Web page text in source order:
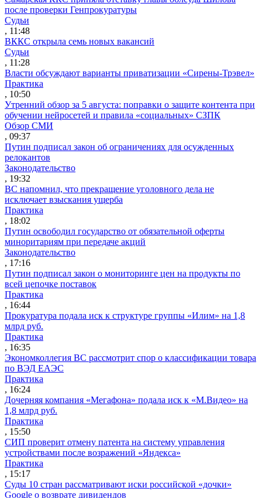
после проверки Генпрокуратуры
Судьи
, 11:48
ВККС открыла семь новых вакансий
Судьи
, 11:28
Власти обсуждают варианты приватизации «Сирены-Трэвел»
Практика
, 10:50
Утренний обзор за 5 августа: поправки о защите контента при
обучении нейросетей и правила «социальных» СЗПК
Обзор СМИ
, 09:37
Путин подписал закон об ограничениях для осужденных
релокантов
Законодательство
, 19:32
ВС напомнил, что прекращение уголовного дела не
исключает взыскания ущерба
Практика
, 18:02
Путин освободил государство от обязательной оферты
миноритариям при передаче акций
Законодательство
, 17:16
Путин подписал закон о мониторинге цен на продукты по
всей цепочке поставок
Практика
, 16:44
Прокуратура подала иск к структуре группы «Илим» на 1,8
млрд руб.
Практика
, 16:35
Экономколлегия ВС рассмотрит спор о классификации товара
по ВЭД ЕАЭС
Практика
, 16:24
Дочерняя компания «Мегафона» подала иск к «М.Видео» на
1,8 млрд руб.
Практика
, 15:50
СИП проверит отмену патента на систему управления
устройствами после возражений «Яндекса»
Практика
, 15:17
Суды 10 стран рассматривают иски российской «дочки»
Google о возврате дивидендов